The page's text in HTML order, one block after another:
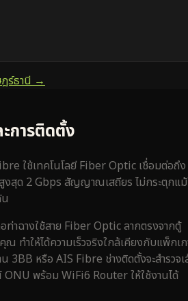
ร์ธานี →
การติดตั้ง
ใช้เทคโนโลยี Fiber Optic เชื่อมต่อถึง
งสุด 2 Gbps สัญญาณเสถียร ไม่กระตุกแ
ท่าฉางใช้สาย Fiber Optic ลากตรงจากตู้
ทำให้ได้ความเร็วจริงใกล้เคียงกับแพ็กเ
3BB หรือ AIS Fibre ช่างติดตั้งจะสำรวจ
พร้อม WiFi6 Router ให้ใช้งานได้